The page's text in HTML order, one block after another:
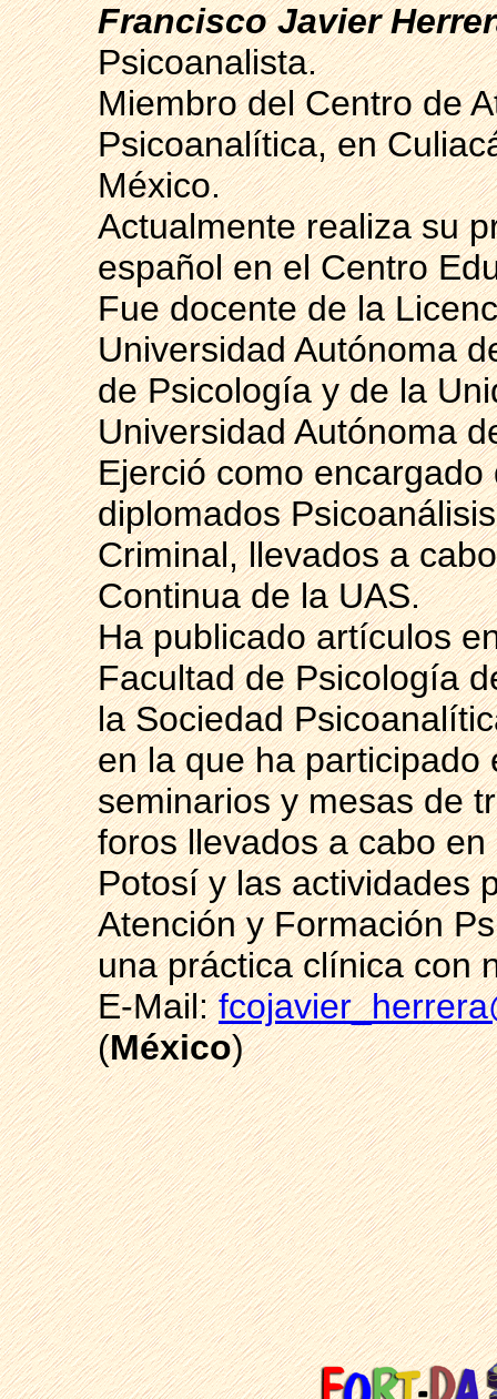
Francisco Javier
Psicoanalista.
Miembro del Centro de
Psicoanalítica, en
México.
Actualmente realiza su
español en el Centro
Fue docente de la
Universidad Autónoma
de Psicología y de la
Universidad Autónoma
Ejerció como
diplomados
Criminal, llevados a
Continua de la UAS.
Ha publicado artículos
Facultad de Psicología
la Sociedad
en la que ha participado
seminarios y mesas de
foros llevados a cabo
Potosí y las actividades
Atención y Formación
una práctica clínica con
E-Mail:
(México)